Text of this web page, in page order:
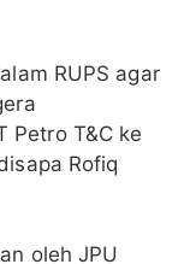
RUPS agar
Petro T&C ke
Rofiq
oleh JPU